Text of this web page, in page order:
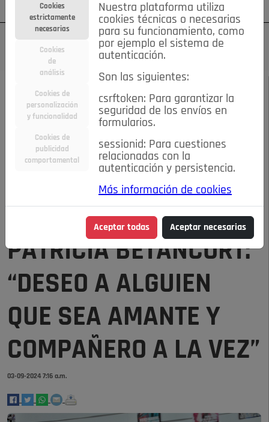
Su cuenta Regístrese ¿Olvidó su contraseña?
SEPTIEMBRE DE 2024
Escucha el audio de este artículo:
PATRICIA BETANCORT: “DESEO A ALGUIEN QUE SEA AMANTE Y
PATRICIA BETANCORT:
“DESEO A ALGUIEN
QUE SEA AMANTE Y
COMPAÑERO A LA VEZ”
03-09-2024 7:16 a.m.
Cookies
estrictamente
necesarias
Cookies
de
análisis
Cookies de
personalización
y funcionalidad
Cookies de
publicidad
comportamental
Nuestra plataforma utiliza
cookies técnicas o necesarias
para su funcionamiento, como
por ejemplo el sistema de
autenticación.
Son las siguientes:
csrftoken: Para garantizar la
seguridad de los envíos en
formularios.
sessionid: Para cuestiones
relacionadas con la
autenticación y persistencia.
Más información de cookies
Aceptar todas Aceptar necesarias